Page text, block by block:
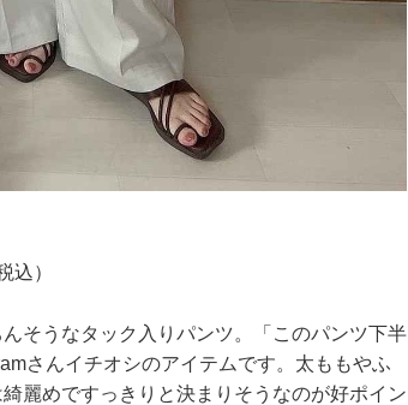
込）
そうなタック入りパンツ。「このパンツ下半
さんイチオシのアイテムです。太ももやふ
麗めですっきりと決まりそうなのが好ポイン